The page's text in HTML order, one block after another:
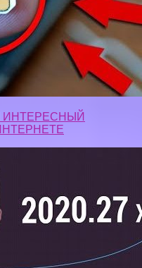
1000 ДО 3000 ЗА 8
СКАМ?